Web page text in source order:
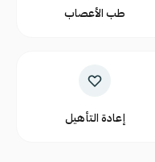
طب الأعصاب
إعادة التأهيل